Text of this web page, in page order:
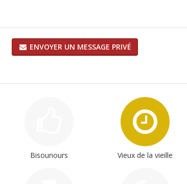
ENVOYER UN MESSAGE PRIVÉ
Bisounours Vieux de la vieille